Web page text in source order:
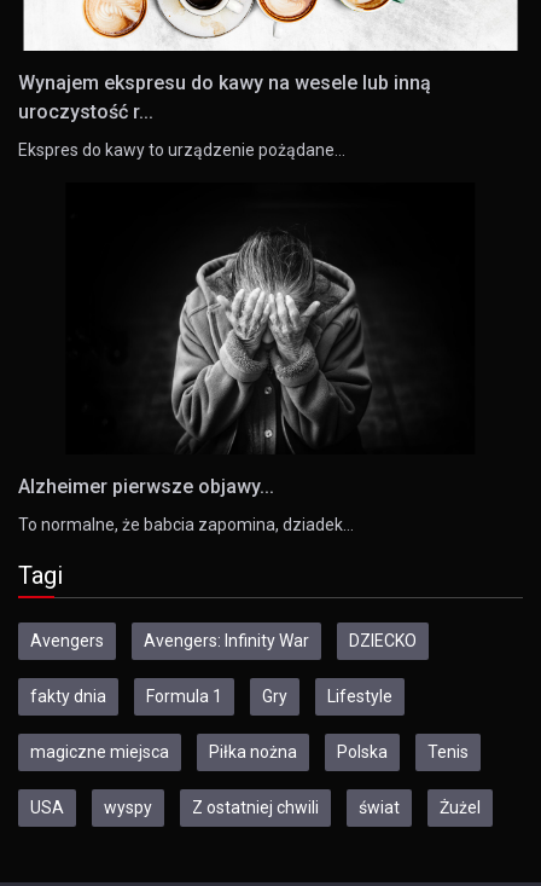
Wynajem ekspresu do kawy na wesele lub inną
uroczystość r...
Ekspres do kawy to urządzenie pożądane…
Alzheimer pierwsze objawy...
To normalne, że babcia zapomina, dziadek…
Tagi
Avengers Avengers: Infinity War DZIECKO
fakty dnia Formula 1 Gry Lifestyle
magiczne miejsca Piłka nożna Polska Tenis
USA wyspy Z ostatniej chwili świat Żużel